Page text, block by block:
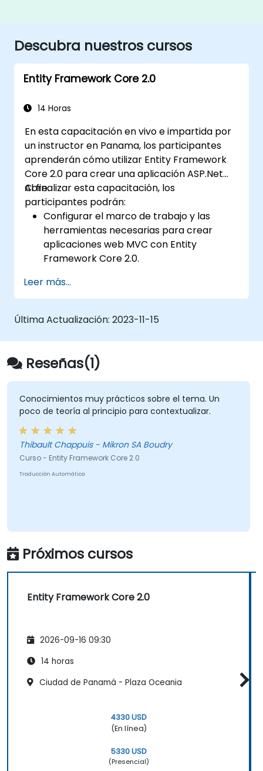
Descubra nuestros cursos
Entity Framework Core 2.0
14 Horas
En esta capacitación en vivo e impartida por
un instructor en Panama, los participantes
aprenderán cómo utilizar Entity Framework
Core 2.0 para crear una aplicación ASP.Net
Core.
Al finalizar esta capacitación, los
participantes podrán:
Configurar el marco de trabajo y las
herramientas necesarias para crear
aplicaciones web MVC con Entity
Framework Core 2.0.
en MS SQL Server.
Utilizar un enfoque de «código primero» y
«datos primero» en el desarrollo de
Llevar a cabo operaciones de migración y
siembra de datos.
Comprender conceptos avanzados de
modelado de datos.
Crear una aplicación de ejemplo ASP.Net
Core.
Leer más...
Última Actualización: 2023-11-15
Reseñas(1)
Conocimientos muy prácticos sobre el tema. Un
poco de teoría al principio para contextualizar.
Thibault Chappuis - Mikron SA Boudry
Curso - Entity Framework Core 2.0
Traducción Automática
Próximos cursos
Entity Framework Core 2.0
2026-09-16 09:30
14 horas
Ciudad de Panamá - Plaza Oceania
4330 USD
(En línea)
5330 USD
(Presencial)